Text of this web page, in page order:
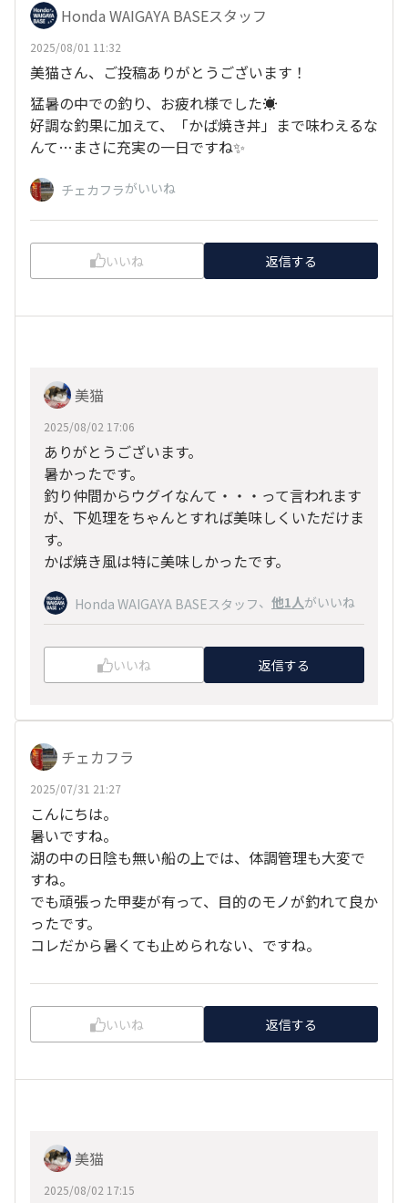
Honda WAIGAYA BASEスタッフ
2025/08/01 11:32
美猫さん、ご投稿ありがとうございます！
猛暑の中での釣り、お疲れ様でした☀️
好調な釣果に加えて、「かば焼き丼」まで味わえるな
んて…まさに充実の一日ですね✨
チェカフラがいいね
いいね 返信する
美猫
2025/08/02 17:06
ありがとうございます。
暑かったです。
釣り仲間からウグイなんて・・・って言われます
が、下処理をちゃんとすれば美味しくいただけま
す。
かば焼き風は特に美味しかったです。
Honda WAIGAYA BASEスタッフ、 他1人がいいね
いいね 返信する
チェカフラ
2025/07/31 21:27
こんにちは。
暑いですね。
湖の中の日陰も無い船の上では、体調管理も大変で
すね。
でも頑張った甲斐が有って、目的のモノが釣れて良か
ったです。
コレだから暑くても止められない、ですね。
いいね 返信する
美猫
2025/08/02 17:15